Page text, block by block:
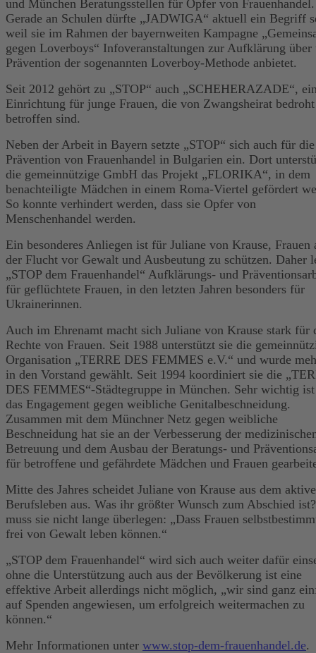
und München Beratungsstellen für Opfer von Frauenhandel.
Gerade an Schulen dürfte „JADWIGA“ aktuell ein Begriff
weil sie im Rahmen der bayernweiten Kampagne
gegen Loverboys“ Infoveranstaltungen zur Aufklärung über
Prävention der sogenannten Loverboy-Methode anbietet.
Seit 2012 gehört zu „STOP“ auch „SCHEHERAZADE“,
Einrichtung für junge Frauen, die von Zwangsheirat
betroffen sind.
Neben der Arbeit in Bayern setzte „STOP“ sich auch für die
Prävention von Frauenhandel in Bulgarien ein. Dort
die gemeinnützige GmbH das Projekt „FLORIKA“, in dem
benachteiligte Mädchen in einem Roma-Viertel gefördert
So konnte verhindert werden, dass sie Opfer von
Menschenhandel werden.
Ein besonderes Anliegen ist für Juliane von Krause, Frauen
der Flucht vor Gewalt und Ausbeutung zu schützen. Daher
„STOP dem Frauenhandel“ Aufklärungs- und
für geflüchtete Frauen, in den letzten Jahren besonders für
Ukrainerinnen.
Auch im Ehrenamt macht sich Juliane von Krause stark für
Rechte von Frauen. Seit 1988 unterstützt sie die
Organisation „TERRE DES FEMMES e.V.“ und wurde
in den Vorstand gewählt. Seit 1994 koordiniert sie die
DES FEMMES“-Städtegruppe in München. Sehr wichtig
das Engagement gegen weibliche Genitalbeschneidung.
Zusammen mit dem Münchner Netz gegen weibliche
Beschneidung hat sie an der Verbesserung der
Betreuung und dem Ausbau der Beratungs- und
für betroffene und gefährdete Mädchen und Frauen
Mitte des Jahres scheidet Juliane von Krause aus dem
Berufsleben aus. Was ihr größter Wunsch zum Abschied
muss sie nicht lange überlegen: „Dass Frauen
frei von Gewalt leben können.“
„STOP dem Frauenhandel“ wird sich auch weiter dafür
ohne die Unterstützung auch aus der Bevölkerung ist eine
effektive Arbeit allerdings nicht möglich, „wir sind ganz
auf Spenden angewiesen, um erfolgreich weitermachen zu
können.“
Mehr Informationen unter www.stop-dem-frauenhandel.de.